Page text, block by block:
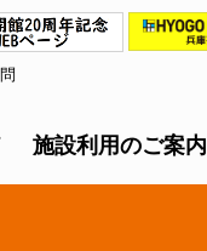
施設利用のご案内